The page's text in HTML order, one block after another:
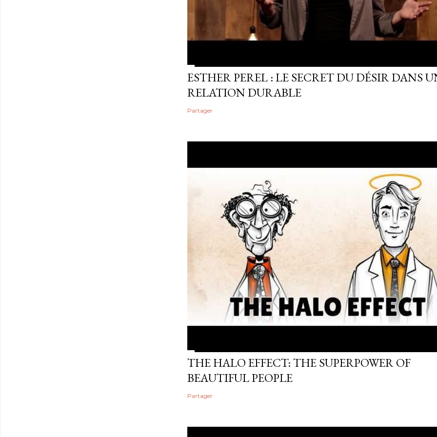
ESTHER PEREL : LE SECRET DU DÉSIR DANS
RELATION DURABLE
Partager
THE HALO EFFECT: THE SUPERPOWER OF
BEAUTIFUL PEOPLE
Partager